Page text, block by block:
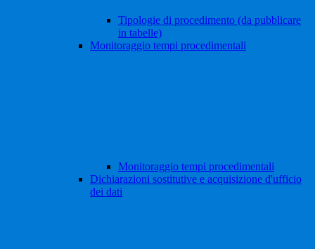
Tipologie di procedimento (da pubblicare
in tabelle)
Monitoraggio tempi procedimentali
Monitoraggio tempi procedimentali
Dichiarazioni sostitutive e acquisizione d'ufficio
dei dati